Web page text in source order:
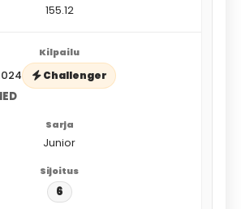
155.12
Challenger
Junior
6